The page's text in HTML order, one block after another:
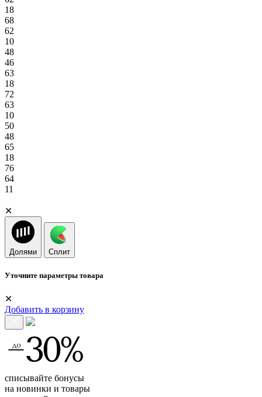
18
68
62
10
48
46
63
18
72
63
10
50
48
65
18
76
64
11
✕
Долями Сплит
Уточните параметры товара
✕
Добавить в корзину
списывайте бонусы
на новинки и товары